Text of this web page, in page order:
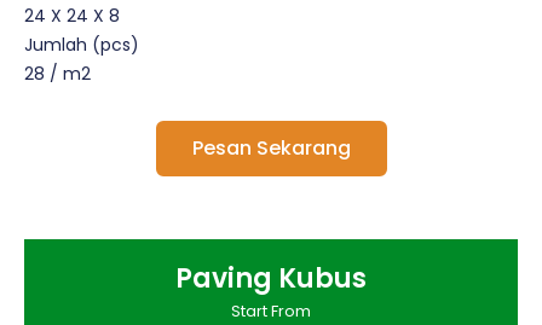
24 X 24 X 8
Jumlah (pcs)
28 / m2
Pesan Sekarang
Paving Kubus
Start From